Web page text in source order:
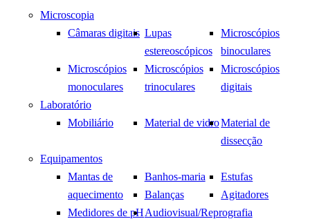
Microscopia
Câmaras digitais Lupas
estereoscópicos
Microscópios
binoculares
Microscópios
monoculares
Microscópios
trinoculares
Microscópios
digitais
Laboratório
Mobiliário
Material de vidroMaterial de
dissecção
Equipamentos
Mantas de
aquecimento
Banhos-maria
Estufas
Balanças
Agitadores
Medidores de pHAudiovisual/Reprografia